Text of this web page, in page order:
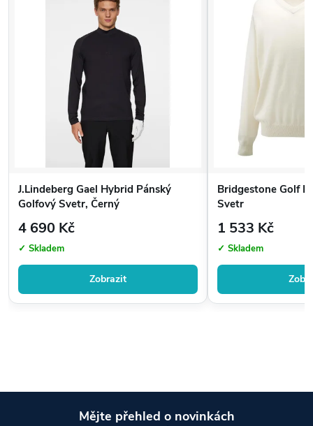
J.Lindeberg Gael Hybrid Pánský
Golfový Svetr, Černý
4 690 Kč
✓ Skladem
Zobrazit
Bridgestone Golf
Svetr
1 533 Kč
✓ Skladem
Mějte přehled o novinkách